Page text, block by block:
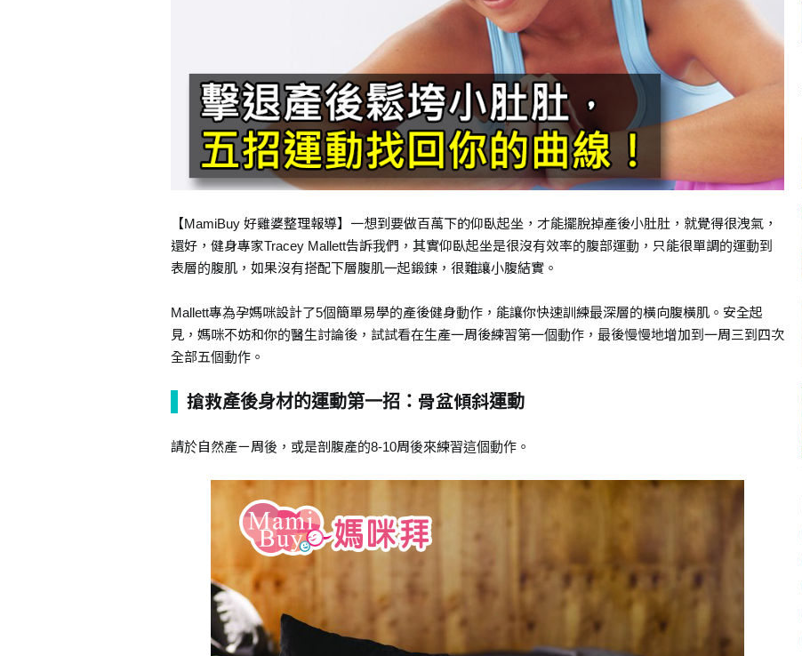
【MamiBuy 好雞婆整理報導】一想到要做百萬下的仰臥起坐，才能擺脫掉產後小肚肚，就覺得很洩氣，
還好，健身專家Tracey Mallett告訴我們，其實仰臥起坐是很沒有效率的腹部運動，只能很單調的運動到
表層的腹肌，如果沒有搭配下層腹肌一起鍛鍊，很難讓小腹結實。
Mallett專為孕媽咪設計了5個簡單易學的產後健身動作，能讓你快速訓練最深層的橫向腹橫肌。安全起
見，媽咪不妨和你的醫生討論後，試試看在生產一周後練習第一個動作，最後慢慢地增加到一周三到四次
全部五個動作。
搶救產後身材的運動第一招：骨盆傾斜運動
請於自然產ㄧ周後，或是剖腹產的8-10周後來練習這個動作。